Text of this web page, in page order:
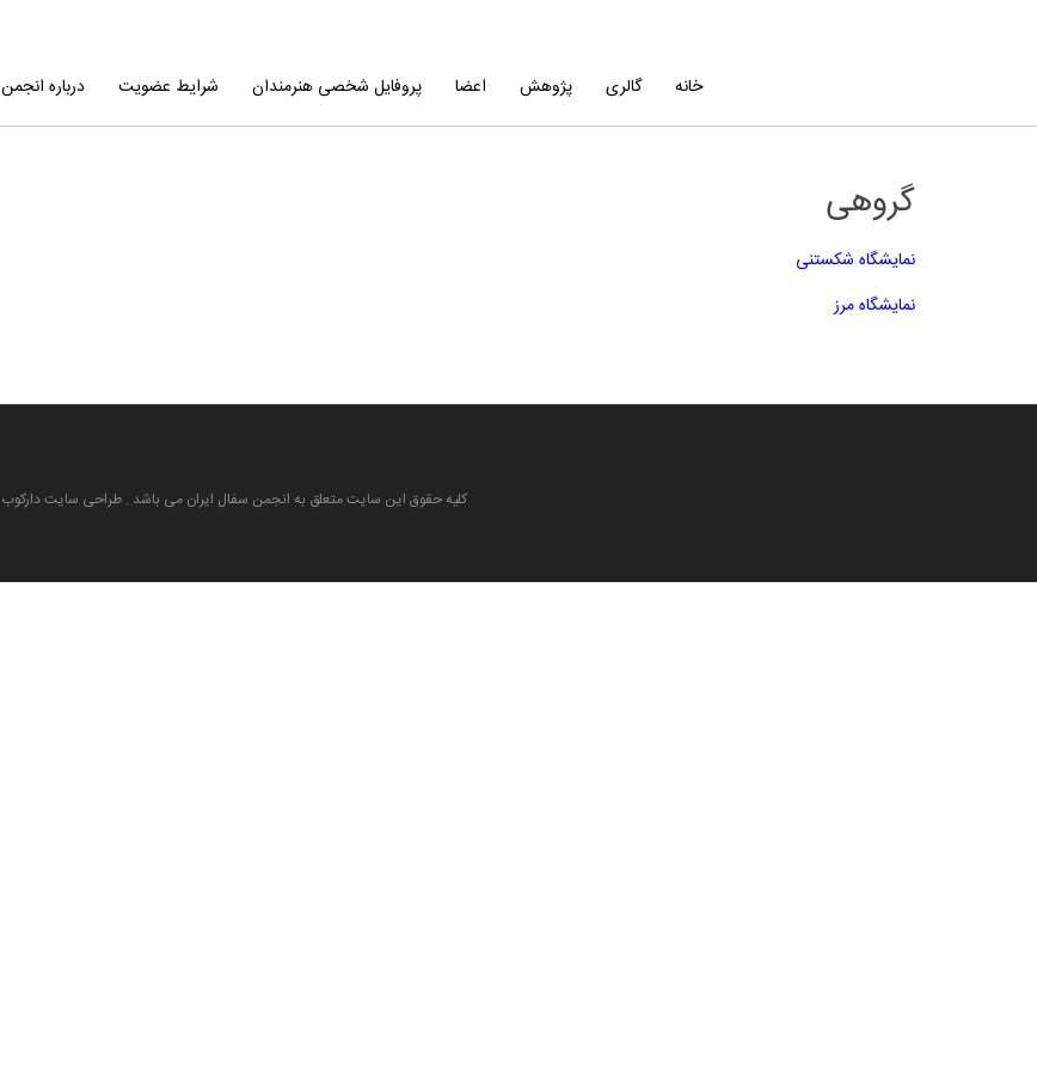
خانه گالری پژوهش اعضا پروفایل شخصی هنرمندان شرایط عضویت درباره انجمن
گروهی
نمایشگاه شکستنی
نمایشگاه مرز
کلیه حقوق این سایت متعلق به انجمن سفال ایران می باشد . طراحی سایت دارکوب